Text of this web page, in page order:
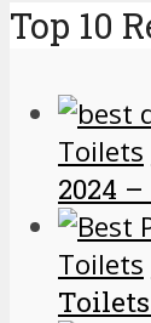
Top 10
Toilets
2024
Toilets